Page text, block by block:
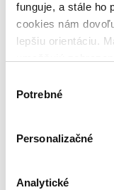
funguje, a stále ho
cookies nám
lepšiu orientáciu.
keby sme mohli
súhlasu
Potrebné
Personalizačné
Analytické